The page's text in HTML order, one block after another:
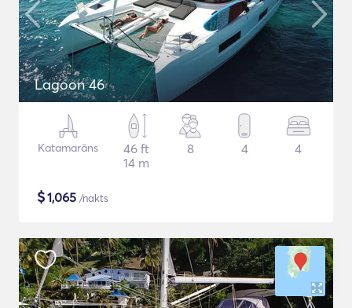
Lagoon 46
Katamarāns
46 ft
14 m
8 4 4
$1,065 /nakts